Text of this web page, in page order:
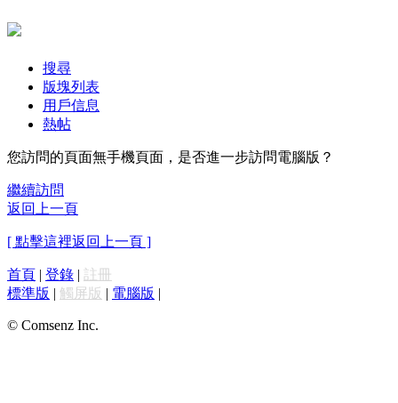
搜尋
版塊列表
用戶信息
熱帖
您訪問的頁面無手機頁面，是否進一步訪問電腦版？
繼續訪問
返回上一頁
[ 點擊這裡返回上一頁 ]
首頁 | 登錄 | 註冊
標準版 | 觸屏版 | 電腦版 |
© Comsenz Inc.